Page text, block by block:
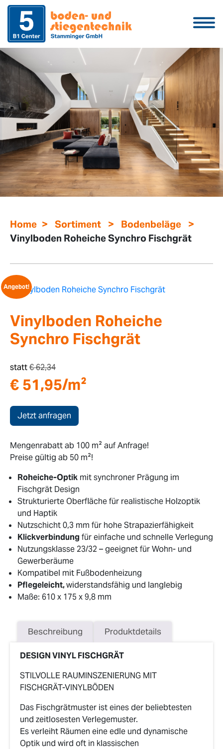
Home > Sortiment > Bodenbeläge >
Vinylboden Roheiche Synchro Fischgrät
Angebot!
Vinylboden Roheiche
Synchro Fischgrät
statt€62,34
€ 51,95/m²
Jetzt anfragen
Mengenrabatt ab 100 m² auf Anfrage!
Preise gültig ab 50 m²!
Roheiche-Optik mit synchroner Prägung im
Fischgrät Design
Strukturierte Oberfläche für realistische Holzoptik
und Haptik
Nutzschicht 0,3 mm für hohe Strapazierfähigkeit
Klickverbindung für einfache und schnelle Verlegung
Nutzungsklasse 23/32 – geeignet für Wohn- und
Gewerberäume
Kompatibel mit Fußbodenheizung
Pflegeleicht,widerstandsfähig und langlebig
Maße: 610 x 175 x 9,8 mm
Beschreibung Produktdetails
DESIGN VINYL FISCHGRÄT
STILVOLLE RAUMINSZENIERUNG MIT
FISCHGRÄT-VINYLBÖDEN
Das Fischgrätmuster ist eines der beliebtesten
und zeitlosesten Verlegemuster.
Es verleiht Räumen eine edle und dynamische
Optik und wird oft in klassischen